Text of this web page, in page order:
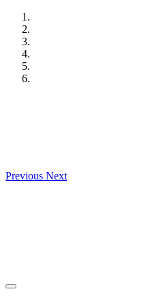
Skip
content
Previous Next